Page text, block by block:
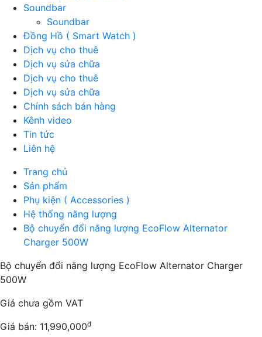
Soundbar
Soundbar
Đồng Hồ ( Smart Watch )
Dịch vụ cho thuê
Dịch vụ sửa chữa
Dịch vụ cho thuê
Dịch vụ sửa chữa
Chính sách bán hàng
Kênh video
Tin tức
Liên hệ
Trang chủ
Sản phẩm
Phụ kiện ( Accessories )
Hệ thống năng lượng
Bộ chuyển đổi năng lượng EcoFlow Alternator
Charger 500W
Bộ chuyển đổi năng lượng EcoFlow Alternator Charger
500W
Giá chưa gồm VAT
Giá bán: 11,990,000đ